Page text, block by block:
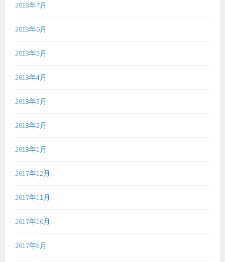
2018年7月
2018年6月
2018年5月
2018年4月
2018年3月
2018年2月
2018年1月
2017年12月
2017年11月
2017年10月
2017年9月